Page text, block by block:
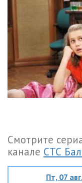
Смотрите
канале СТС
Пт, 07 авг.